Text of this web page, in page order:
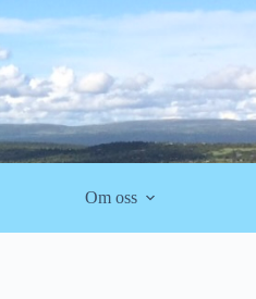
Om oss